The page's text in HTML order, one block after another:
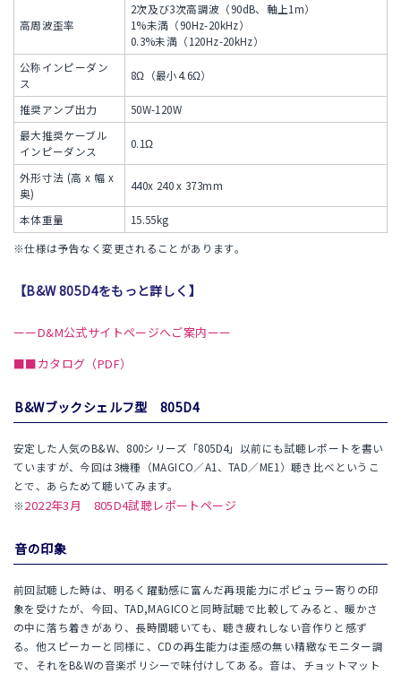
高周波歪率
2次及び3次高調波（90dB、軸上1m）
1%未満（90Hz-20kHz）
0.3%未満（120Hz-20kHz）
公称インピーダン
ス
8Ω（最小4.6Ω）
推奨アンプ出力
50W-120W
最大推奨ケーブル
インピーダンス
0.1Ω
外形寸法 (高 x 幅 x
奥)
440x 240 x 373mm
本体重量
15.55kg
※仕様は予告なく変更されることがあります。
【B&W 805D4をもっと詳しく】
ーーD&M公式サイトページへご案内ーー
■■カタログ（PDF）
B&Wブックシェルフ型 805D4
安定した人気のB&W、800シリーズ「805D4」以前にも試聴レポートを書い
ていますが、今回は3機種（MAGICO／A1、TAD／ME1）聴き比べというこ
とで、あらためて聴いてみます。
※2022年3月 805D4試聴レポートページ
音の印象
前回試聴した時は、明るく躍動感に富んだ再現能力にポピュラー寄りの印
象を受けたが、今回、TAD,MAGICOと同時試聴で比較してみると、暖かさ
の中に落ち着きがあり、長時間聴いても、聴き疲れしない音作りと感ず
る。他スピーカーと同様に、CDの再生能力は歪感の無い精緻なモニター調
で、それをB&Wの音楽ポリシーで味付けしてある。音は、チョットマット